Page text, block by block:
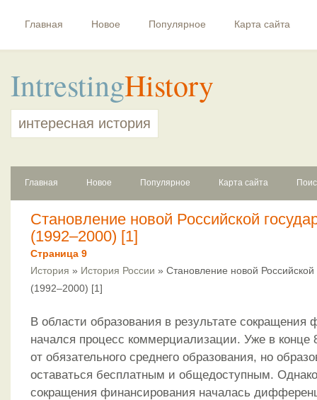
Главная Новое Популярное Карта сайта
IntrestingHistory
интересная история
Главная Новое Популярное Карта сайта
Становление новой Российской
(1992–2000) [1]
Страница 9
История » История России » Становление новой Российской
(1992–2000) [1]
В области образования в результате сокращения
начался процесс коммерциализации. Уже в конце
от обязательного среднего образования, но
оставаться бесплатным и общедоступным.
сокращения финансирования началась